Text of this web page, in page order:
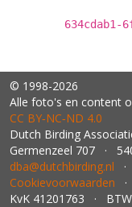
634cdab1-
© 1998-2026
Alle foto's en content
CC BY‑NC‑ND 4.0
Dutch Birding
Germenzeel 707 ·
dba@dutchbirding.nl ·
Cookievoorwaarden ·
KvK 41201763 ·